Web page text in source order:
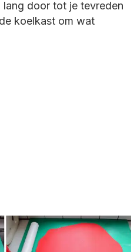
door tot je tevreden
koelkast om wat